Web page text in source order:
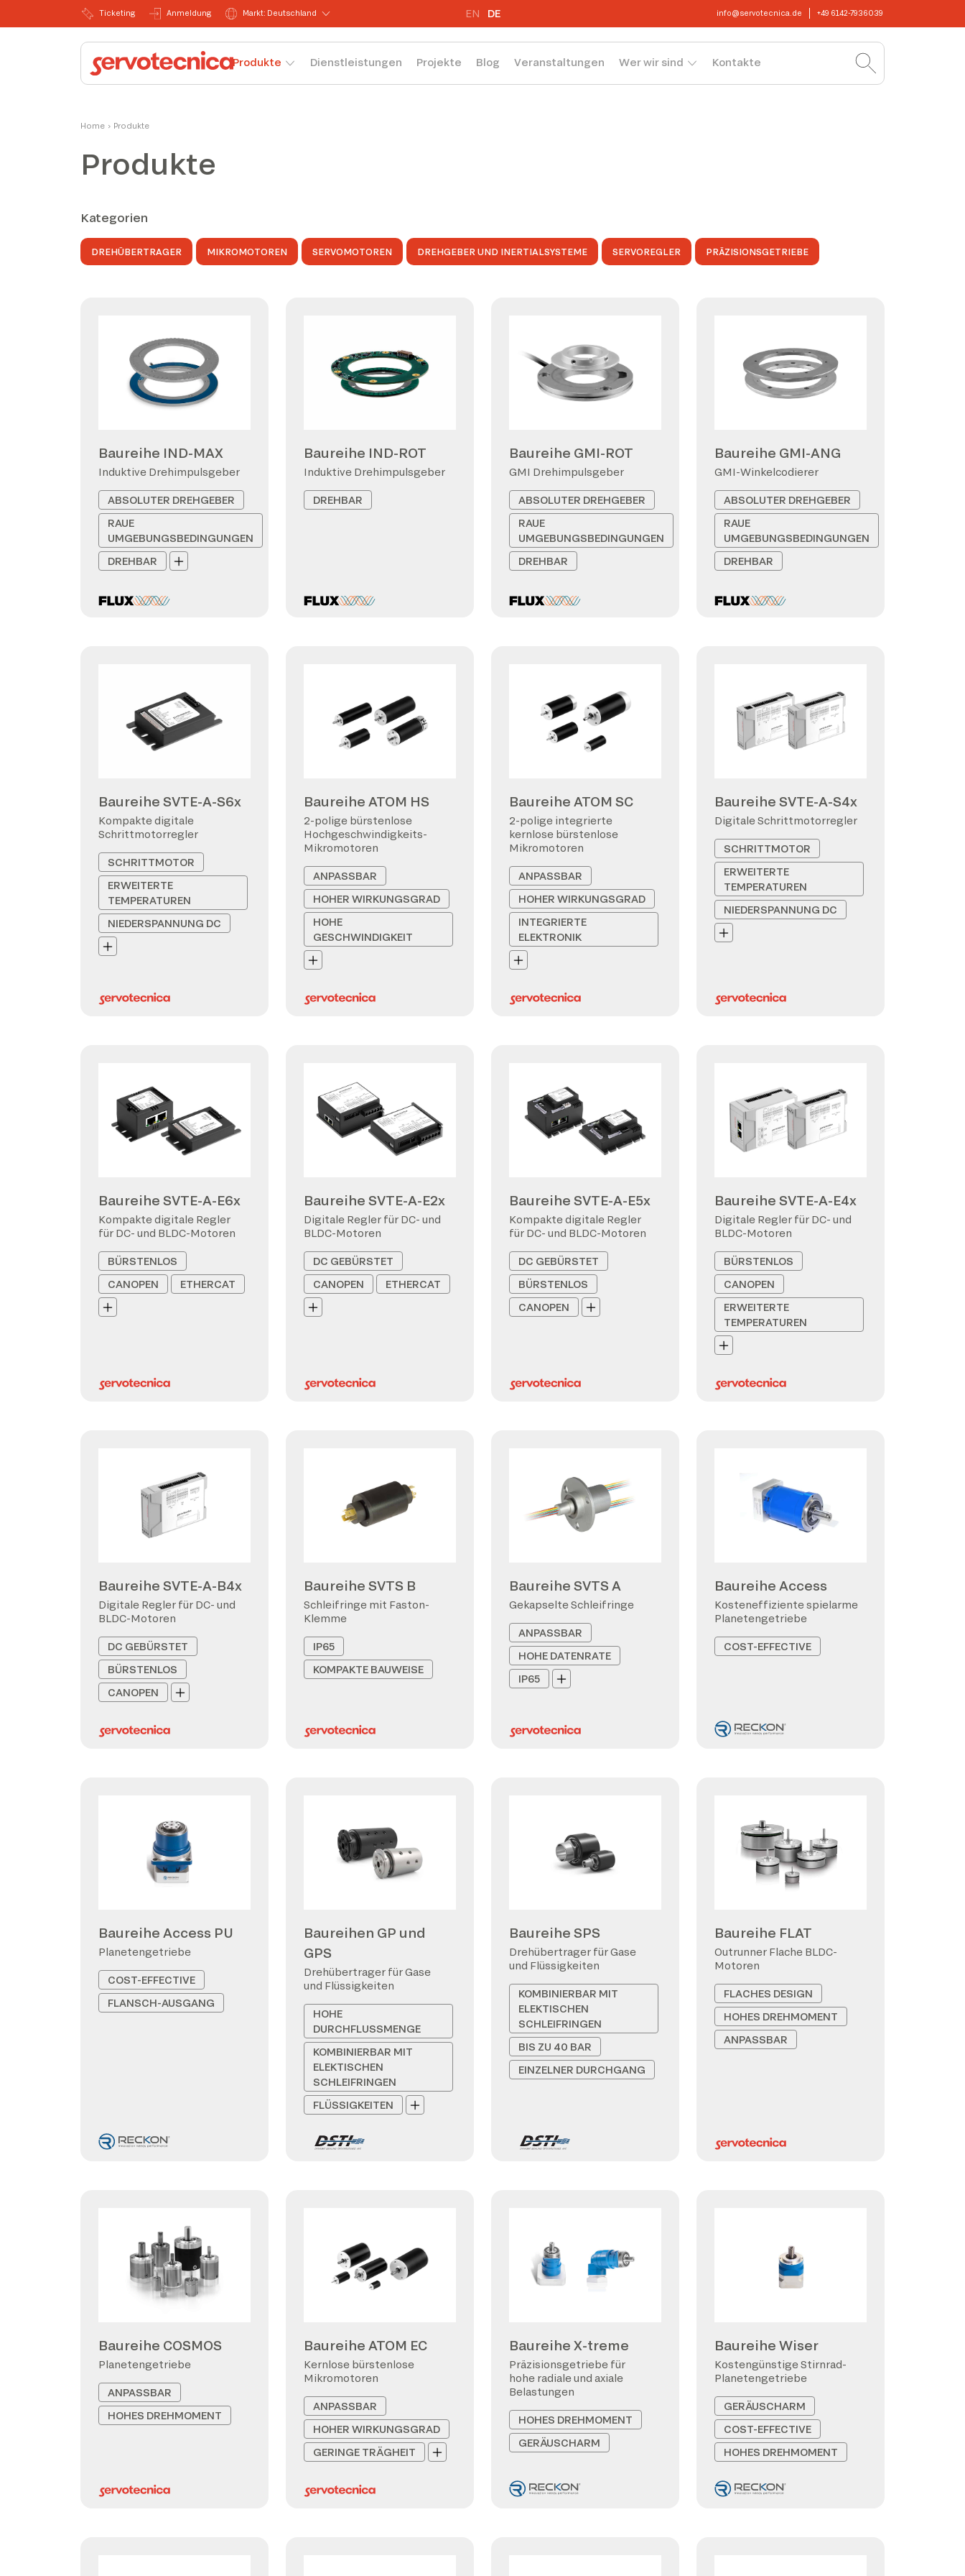
Ticketing Anmeldung Markt: Deutschland EN DE info@servotecnica.de +49 6142-7936039
Produkte Dienstleistungen Projekte Blog Veranstaltungen Wer wir sind Kontakte
Home › Produkte
Produkte
Kategorien
DREHÜBERTRAGER MIKROMOTOREN SERVOMOTOREN DREHGEBER UND INERTIALSYSTEME SERVOREGLER PRÄZISIONSGETRIEBE
Baureihe IND-MAX
Induktive Drehimpulsgeber
ABSOLUTER DREHGEBER
RAUE
UMGEBUNGSBEDINGUNGEN
DREHBAR
Baureihe IND-ROT
Induktive Drehimpulsgeber
DREHBAR
Baureihe GMI-ROT
GMI Drehimpulsgeber
ABSOLUTER DREHGEBER
RAUE
UMGEBUNGSBEDINGUNGEN
DREHBAR
Baureihe GMI-ANG
GMI-Winkelcodierer
ABSOLUTER DREHGEBER
RAUE
UMGEBUNGSBEDINGUNGEN
DREHBAR
Baureihe SVTE-A-S6x
Kompakte digitale
Schrittmotorregler
SCHRITTMOTOR
ERWEITERTE
TEMPERATUREN
NIEDERSPANNUNG DC
Baureihe ATOM HS
2-polige bürstenlose
Hochgeschwindigkeits-
Mikromotoren
ANPASSBAR
HOHER WIRKUNGSGRAD
HOHE
GESCHWINDIGKEIT
Baureihe ATOM SC
2-polige integrierte
kernlose bürstenlose
Mikromotoren
ANPASSBAR
HOHER WIRKUNGSGRAD
INTEGRIERTE
ELEKTRONIK
Baureihe SVTE-A-S4x
Digitale Schrittmotorregler
SCHRITTMOTOR
ERWEITERTE
TEMPERATUREN
NIEDERSPANNUNG DC
Baureihe SVTE-A-E6x
Kompakte digitale Regler
für DC- und BLDC-Motoren
BÜRSTENLOS
CANOPEN
ETHERCAT
Baureihe SVTE-A-E2x
Digitale Regler für DC- und
BLDC-Motoren
DC GEBÜRSTET
CANOPEN
ETHERCAT
Baureihe SVTE-A-E5x
Kompakte digitale Regler
für DC- und BLDC-Motoren
DC GEBÜRSTET
BÜRSTENLOS
CANOPEN
Baureihe SVTE-A-E4x
Digitale Regler für DC- und
BLDC-Motoren
BÜRSTENLOS
CANOPEN
ERWEITERTE
TEMPERATUREN
Baureihe SVTE-A-B4x
Digitale Regler für DC- und
BLDC-Motoren
DC GEBÜRSTET
BÜRSTENLOS
CANOPEN
Baureihe SVTS B
Schleifringe mit Faston-
Klemme
IP65
KOMPAKTE BAUWEISE
Baureihe SVTS A
Gekapselte Schleifringe
ANPASSBAR
HOHE DATENRATE
IP65
Baureihe Access
Kosteneffiziente spielarme
Planetengetriebe
COST-EFFECTIVE
Baureihe Access PU
Planetengetriebe
COST-EFFECTIVE
FLANSCH-AUSGANG
Baureihen GP und
GPS
Drehübertrager für Gase
und Flüssigkeiten
HOHE
DURCHFLUSSMENGE
KOMBINIERBAR MIT
ELEKTISCHEN
SCHLEIFRINGEN
FLÜSSIGKEITEN
Baureihe SPS
Drehübertrager für Gase
und Flüssigkeiten
KOMBINIERBAR MIT
ELEKTISCHEN
SCHLEIFRINGEN
BIS ZU 40 BAR
EINZELNER DURCHGANG
Baureihe FLAT
Outrunner Flache BLDC-
Motoren
FLACHES DESIGN
HOHES DREHMOMENT
ANPASSBAR
Baureihe COSMOS
Planetengetriebe
ANPASSBAR
HOHES DREHMOMENT
Baureihe ATOM EC
Kernlose bürstenlose
Mikromotoren
ANPASSBAR
HOHER WIRKUNGSGRAD
GERINGE TRÄGHEIT
Baureihe X-treme
Präzisionsgetriebe für
hohe radiale und axiale
Belastungen
HOHES DREHMOMENT
GERÄUSCHARM
Baureihe Wiser
Kostengünstige Stirnrad-
Planetengetriebe
GERÄUSCHARM
COST-EFFECTIVE
HOHES DREHMOMENT